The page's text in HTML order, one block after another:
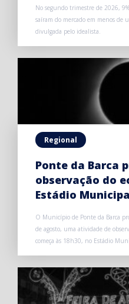
No segundo trimestre de 2026,
saíram do mercado em menos de
divulgada pelo idealista.
Regional
Ponte da Barca
observação do
Estádio
O Município de Ponte da Barca
de agosto, uma atividade de
começa às 18h30, no Estádio